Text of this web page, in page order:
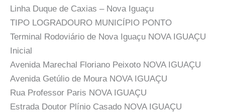
Linha Duque de Caxias – Nova Iguaçu
TIPO LOGRADOURO MUNICÍPIO PONTO
Terminal Rodoviário de Nova Iguaçu NOVA IGUAÇU
Inicial
Avenida Marechal Floriano Peixoto NOVA IGUAÇU
Avenida Getúlio de Moura NOVA IGUAÇU
Rua Professor Paris NOVA IGUAÇU
Estrada Doutor Plínio Casado NOVA IGUAÇU